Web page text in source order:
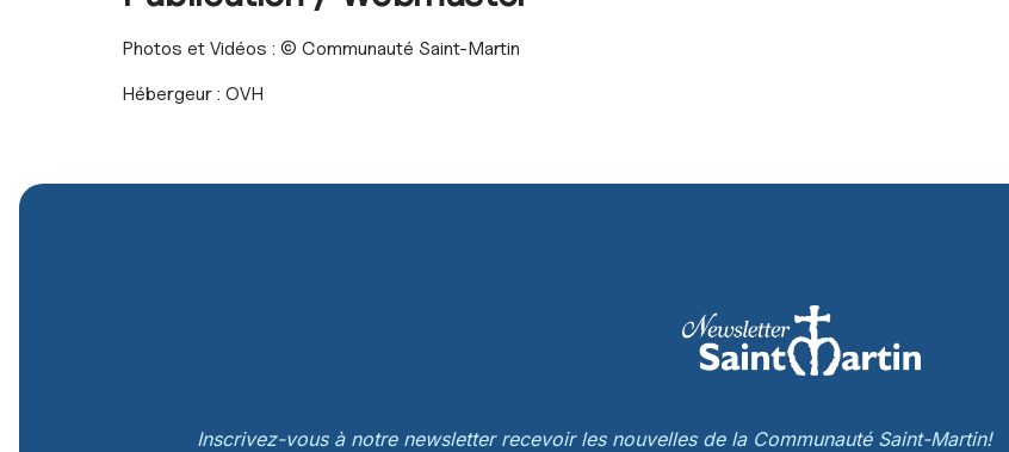
Photos et Vidéos : © Communauté Saint-Martin
Hébergeur : OVH
Inscrivez-vous à notre newsletter recevoir les nouvelles de la Communauté Saint-Martin!